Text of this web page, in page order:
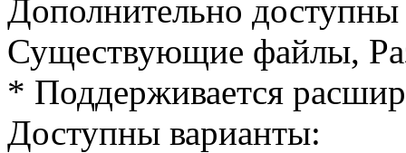
Дополнительно
Существующие файлы,
* Поддерживается
Доступны варианты: